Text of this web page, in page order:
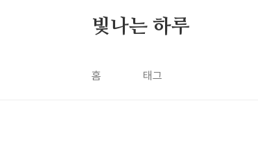
빛나는 하루
홈 태그